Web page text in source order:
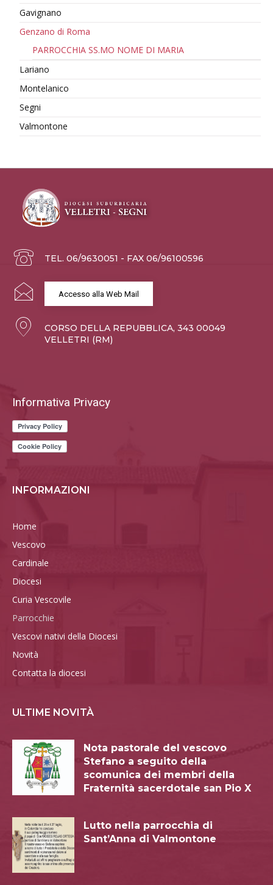
Gavignano
Genzano di Roma
PARROCCHIA SS.MO NOME DI MARIA
Lariano
Montelanico
Segni
Valmontone
TEL. 06/9630051 - FAX 06/96100596
Accesso alla Web Mail
CORSO DELLA REPUBBLICA, 343 00049
VELLETRI (RM)
Informativa Privacy
INFORMAZIONI
Home
Vescovo
Cardinale
Diocesi
Curia Vescovile
Parrocchie
Vescovi nativi della Diocesi
Novità
Contatta la diocesi
ULTIME NOVITÀ
Nota pastorale del vescovo
Stefano a seguito della
scomunica dei membri della
Fraternità sacerdotale san Pio X
Lutto nella parrocchia di
Sant’Anna di Valmontone